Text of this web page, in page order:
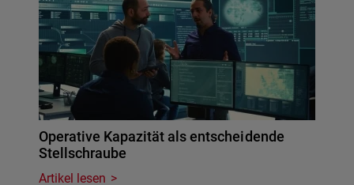
Operative Kapazität als entscheidende
Stellschraube
Artikel lesen